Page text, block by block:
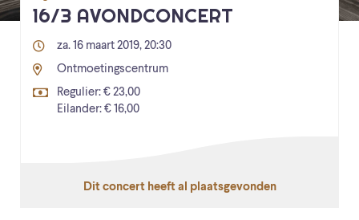
16/3 AVONDCONCERT
za. 16 maart 2019, 20:30
Ontmoetingscentrum
Regulier: € 23,00
Eilander: € 16,00
Dit concert heeft al plaatsgevonden